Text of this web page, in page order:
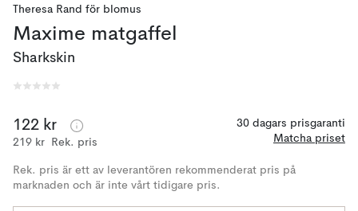
Theresa Rand för blomus
Maxime matgaffel
Sharkskin
122 kr
219 kr Rek. pris
30 dagars prisgaranti
Matcha priset
Rek. pris är ett av leverantören rekommenderat pris på
marknaden och är inte vårt tidigare pris.